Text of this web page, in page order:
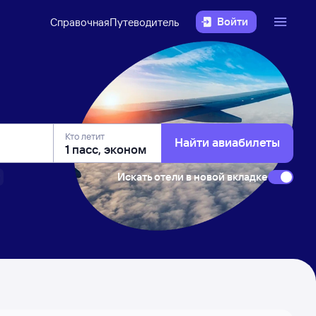
СправочнаяПутеводитель Войти
Кто летит Найти авиабилеты
Искать отели в новой вкладке